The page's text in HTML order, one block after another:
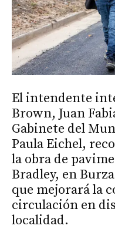
El intendente
Brown, Juan
Gabinete del
Paula Eichel,
la obra de
Bradley, en
que mejorará la
circulación en
localidad.